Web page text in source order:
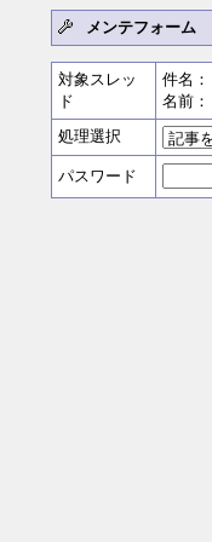
メンテフォーム
対象スレッ
ド
件名：
名前：
処理選択
パスワード